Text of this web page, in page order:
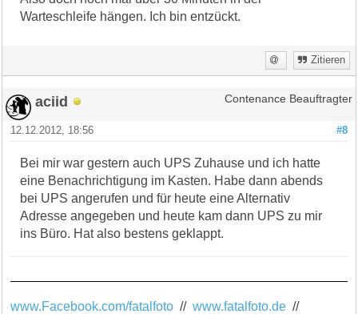
Warteschleife hängen. Ich bin entzückt.
Zitieren
aciid Contenance Beauftragter
#8
12.12.2012, 18:56
Bei mir war gestern auch UPS Zuhause und ich hatte
eine Benachrichtigung im Kasten. Habe dann abends
bei UPS angerufen und für heute eine Alternativ
Adresse angegeben und heute kam dann UPS zu mir
ins Büro. Hat also bestens geklappt.
www.Facebook.com/fatalfoto //www.fatalfoto.de //